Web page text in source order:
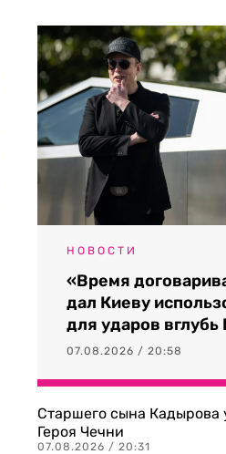
НОВОСТИ
«Время
дал Киеву
для ударов
07.08.2026 / 20:58
Старшего сына Кадырова
Героя Чечни
07.08.2026 / 20:31